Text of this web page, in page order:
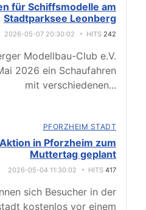
für Schiffsmodelle am
Stadtparksee Leonberg
2026-05-07 20:30:02 HITS 242
Modellbau-Club e.V.
2026 ein Schaufahren
mit verschiedenen...
PFORZHEIM STADT
in Pforzheim zum
Muttertag geplant
2026-05-04 11:30:02 HITS 417
sich Besucher in der
kostenlos vor einem